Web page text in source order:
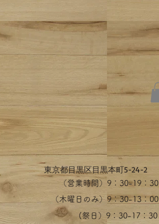
​東京都目黒区目黒本町5-24-2
（営業時間）​9：30-19：30
（木曜日のみ）9：30-13：00
​(祭日）9：30-17：30